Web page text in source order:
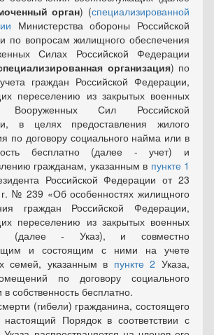
орган) (специализированной
Министерства обороны Российской
по вопросам жилищ­ного обеспечения
Силах Российской Федерации
организация) по
граж­дан Российской Федерации,
переселению из закрытых военных
Вооруженных Сил Российской
в це­лях предоставления жилого
по договору социального найма или в
бесплатно (далее - учет) и
гражданам, указанным в пункте 1
Российской Федерации от 23
№ 239 «Об особенностях жилищного
граждан Российской Федерации,
пересе­лению из закрытых военных
(далее - Указ), и совместно
и состоящим с ними на учете
семей, ука­занным в пункте 2 Указа,
по договору социаль­ного
собственность бесплатно.
(гибели) гражданина, состоящего
Порядок в соответствии с